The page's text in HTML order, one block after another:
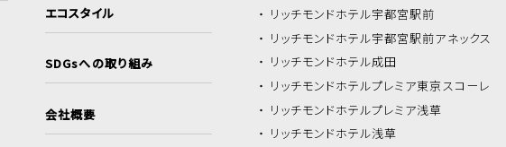
エコスタイル
SDGsへの取り組み
会社概要
リッチモンドホテル宇都宮駅前
リッチモンドホテル宇都宮駅前アネックス
リッチモンドホテル成田
リッチモンドホテルプレミア東京スコーレ
リッチモンドホテルプレミア浅草
リッチモンドホテル浅草